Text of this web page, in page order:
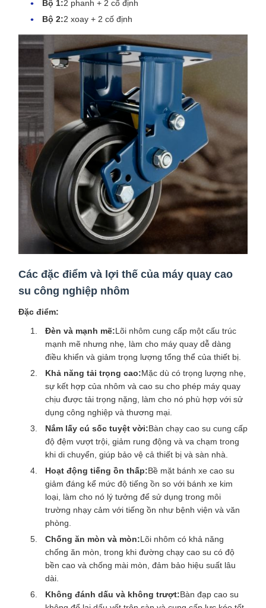
Bộ 1:2 phanh + 2 cố định
Bộ 2:2 xoay + 2 cố định
Các đặc điểm và lợi thế của máy quay cao
su công nghiệp nhôm
Đặc điểm:
Đèn và mạnh mẽ:Lõi nhôm cung cấp một cấu trúc
mạnh mẽ nhưng nhẹ, làm cho máy quay dễ dàng
điều khiển và giảm trọng lượng tổng thể của thiết bị.
Khả năng tải trọng cao:Mặc dù có trọng lượng nhẹ,
sự kết hợp của nhôm và cao su cho phép máy quay
chịu được tải trọng nặng, làm cho nó phù hợp với sử
dụng công nghiệp và thương mại.
Nắm lấy cú sốc tuyệt vời:Bàn chạy cao su cung cấp
độ đệm vượt trội, giảm rung động và va chạm trong
khi di chuyển, giúp bảo vệ cả thiết bị và sàn nhà.
Hoạt động tiếng ồn thấp:Bề mặt bánh xe cao su
giảm đáng kể mức độ tiếng ồn so với bánh xe kim
loại, làm cho nó lý tưởng để sử dụng trong môi
trường nhạy cảm với tiếng ồn như bệnh viện và văn
phòng.
Chống ăn mòn và mòn:Lõi nhôm có khả năng
chống ăn mòn, trong khi đường chạy cao su có độ
bền cao và chống mài mòn, đảm bảo hiệu suất lâu
dài.
Không đánh dấu và không trượt:Bàn đạp cao su